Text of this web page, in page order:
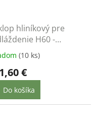
hliníkový pre
H60 -
- nosnosť do
t
(10 ks)
€
Do košíka